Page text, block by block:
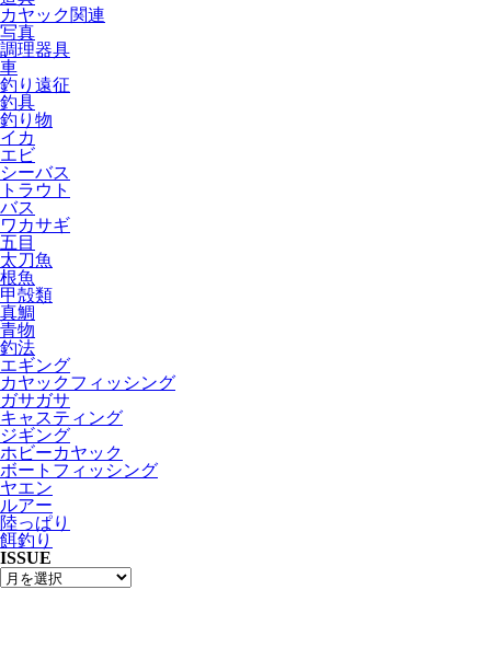
カヤック関連
写真
調理器具
車
釣り遠征
釣具
釣り物
イカ
エビ
シーバス
トラウト
バス
ワカサギ
五目
太刀魚
根魚
甲殻類
真鯛
青物
釣法
エギング
カヤックフィッシング
ガサガサ
キャスティング
ジギング
ホビーカヤック
ボートフィッシング
ヤエン
ルアー
陸っぱり
餌釣り
ISSUE